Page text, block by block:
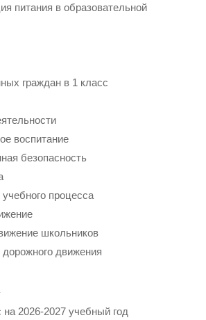
питания в образовательной
граждан в 1 класс
воспитание
безопасность
процесса
школьников
дорожного движения
2026-2027 учебный год